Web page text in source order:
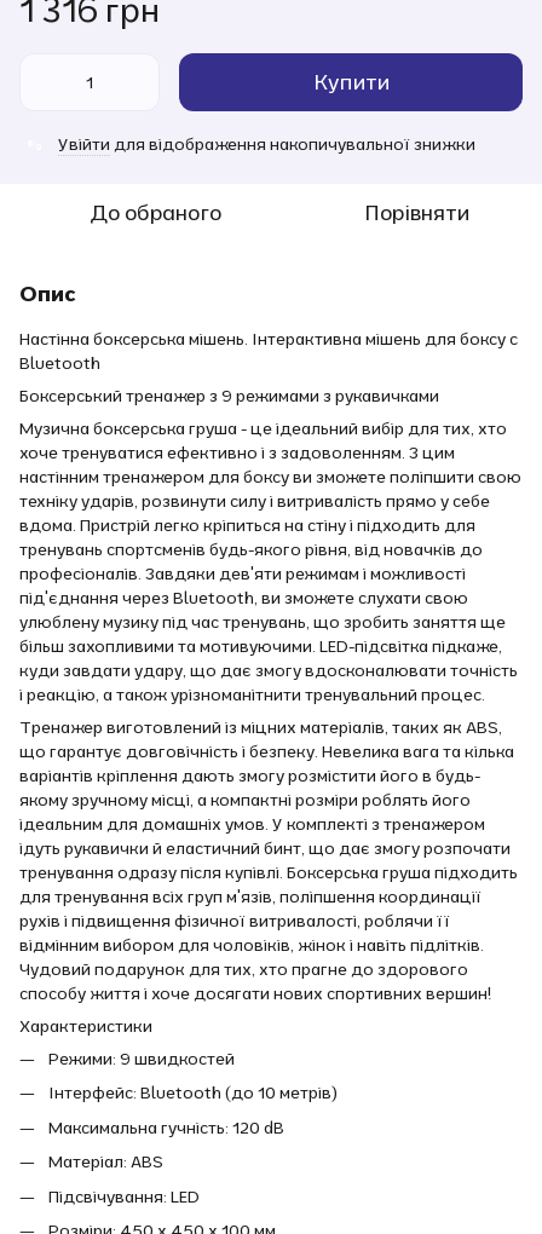
1 316 грн
Купити
Увійти для відображення накопичувальної знижки
До обраного Порівняти
Опис
Настінна боксерська мішень. Інтерактивна мішень для боксу c
Bluetooth
Боксерський тренажер з 9 режимами з рукавичками
Музична боксерська груша - це ідеальний вибір для тих, хто
хоче тренуватися ефективно і з задоволенням. З цим
настінним тренажером для боксу ви зможете поліпшити свою
техніку ударів, розвинути силу і витривалість прямо у себе
вдома. Пристрій легко кріпиться на стіну і підходить для
тренувань спортсменів будь-якого рівня, від новачків до
професіоналів. Завдяки дев'яти режимам і можливості
під'єднання через Bluetooth, ви зможете слухати свою
улюблену музику під час тренувань, що зробить заняття ще
більш захопливими та мотивуючими. LED-підсвітка підкаже,
куди завдати удару, що дає змогу вдосконалювати точність
і реакцію, а також урізноманітнити тренувальний процес.
Тренажер виготовлений із міцних матеріалів, таких як ABS,
що гарантує довговічність і безпеку. Невелика вага та кілька
варіантів кріплення дають змогу розмістити його в будь-
якому зручному місці, а компактні розміри роблять його
ідеальним для домашніх умов. У комплекті з тренажером
ідуть рукавички й еластичний бинт, що дає змогу розпочати
тренування одразу після купівлі. Боксерська груша підходить
для тренування всіх груп м'язів, поліпшення координації
рухів і підвищення фізичної витривалості, роблячи її
відмінним вибором для чоловіків, жінок і навіть підлітків.
Чудовий подарунок для тих, хто прагне до здорового
способу життя і хоче досягати нових спортивних вершин!
Характеристики
Режими: 9 швидкостей
Інтерфейс: Bluetooth (до 10 метрів)
Максимальна гучність: 120 dB
Матеріал: ABS
Підсвічування: LED